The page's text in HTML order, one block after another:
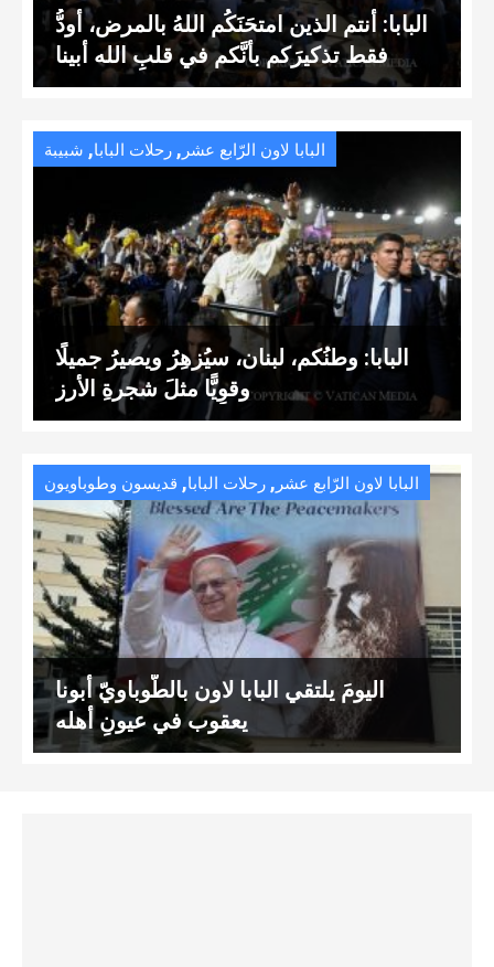
البابا: أنتم الذين امتحَنَكُم اللهُ بالمرض، أودُّ
فقط تذكيرَكم بأنَّكم في قلبِ الله أبينا
البابا لاون الرّابع عشر , رحلات البابا, شبيبة
البابا: وطنُكم، لبنان، سيُزهِرُ ويصيرُ جميلًا
وقوِيًّا مثلَ شجرةِ الأرز
البابا لاون الرّابع عشر , رحلات البابا, قديسون وطوباويون
اليومَ يلتقي البابا لاون بالطّوباويّ أبونا
يعقوب في عيونِ أهله